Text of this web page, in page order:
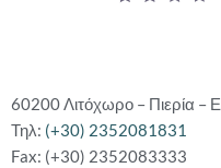
60200 Λιτόχωρο – Πιερία –
Τηλ: (+30) 2352081831
Fax: (+30) 2352083333